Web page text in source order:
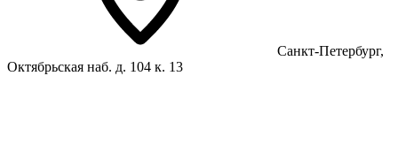
Санкт-Петербург,
Октябрьская наб. д. 104 к. 13